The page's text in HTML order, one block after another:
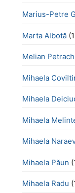
Marius-Petre
Marta Albotă
Melian
Mihaela
Mihaela
Mihaela
Mihaela
Mihaela Păun
Mihaela Radu